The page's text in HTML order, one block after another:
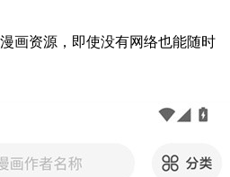
资源，即使没有网络也能随时